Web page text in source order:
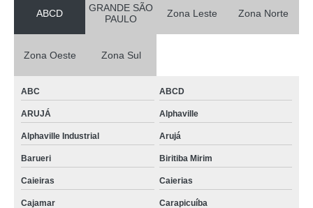
ABCD
GRANDE SÃO
PAULO
Zona Leste Zona Norte
Zona Oeste Zona Sul
ABC ABCD
ARUJÁ Alphaville
Alphaville Industrial Arujá
Barueri Biritiba Mirim
Caieiras Caierias
Cajamar Carapicuíba